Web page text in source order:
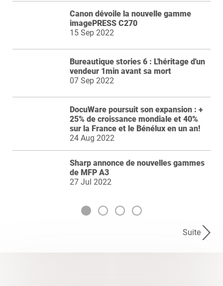
Canon dévoile la nouvelle gamme
imagePRESS C270
15 Sep 2022
Bureautique stories 6 : L'héritage d'un
vendeur 1min avant sa mort
07 Sep 2022
DocuWare poursuit son expansion : +
25% de croissance mondiale et 40%
sur la France et le Bénélux en un an!
24 Aug 2022
Sharp annonce de nouvelles gammes
de MFP A3
27 Jul 2022
Suite